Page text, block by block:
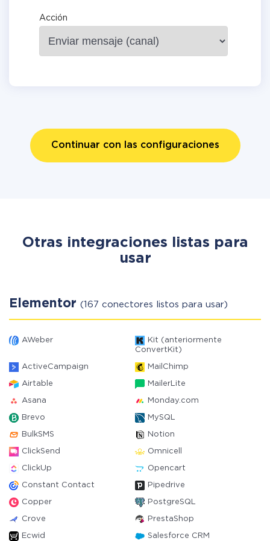
Acción
Continuar con las configuraciones
Otras integraciones listas para
usar
Elementor (167 conectores listos para usar)
AWeber
Kit (anteriormente
ConvertKit)
ActiveCampaign MailChimp
Airtable MailerLite
Asana Monday.com
Brevo MySQL
BulkSMS Notion
ClickSend Omnicell
ClickUp Opencart
Constant Contact Pipedrive
Copper PostgreSQL
Crove PrestaShop
Ecwid Salesforce CRM